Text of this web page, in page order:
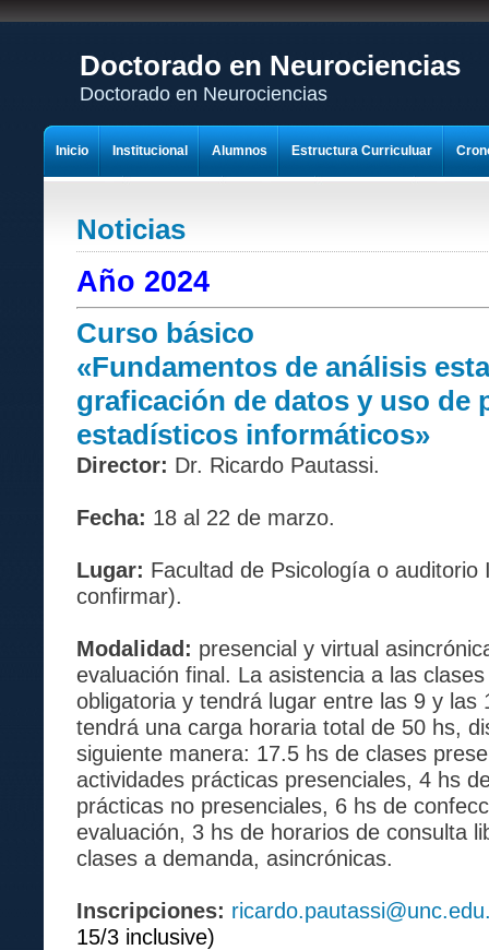
Doctorado en Neurociencias
Doctorado en Neurociencias
Noticias
Año 2024
Curso básico
«Fundamentos de análisis
graficación de datos y uso de
estadísticos informáticos»
Director: Dr. Ricardo Pautassi.
Fecha: 18 al 22 de marzo.
Lugar: Facultad de Psicología o auditorio
confirmar).
Modalidad: presencial y virtual
evaluación final. La asistencia a las
obligatoria y tendrá lugar entre las 9 y las
tendrá una carga horaria total de 50 hs,
siguiente manera: 17.5 hs de clases
actividades prácticas presenciales, 4 hs
prácticas no presenciales, 6 hs de
evaluación, 3 hs de horarios de consulta
clases a demanda, asincrónicas.
Inscripciones:
15/3 inclusive)
Inicio Institucional Alumnos Estructura Curriculuar